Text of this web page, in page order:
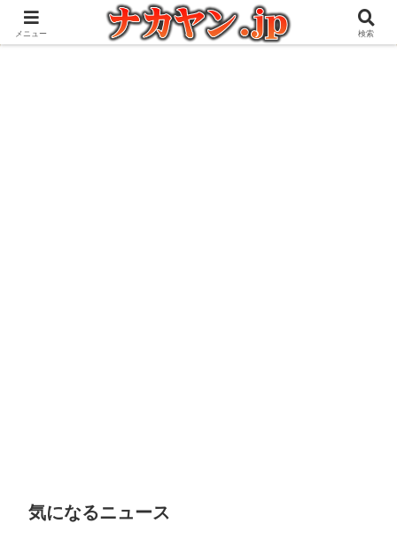
アウトドアとガジェット好きな管理人の愉快な日々を綴るブログ
気になるニュース
メニュー 検索